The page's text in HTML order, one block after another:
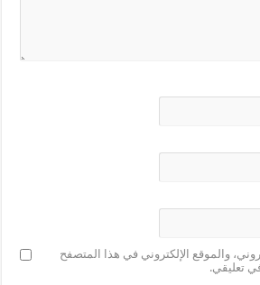
والموقع الإلكتروني في هذا المتصفح
تعليقي.